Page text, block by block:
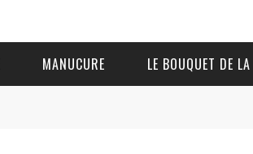
MANUCURE LE BOUQUET DE